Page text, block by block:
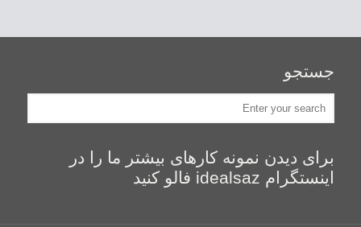
جستجو
برای دیدن نمونه کارهای بیشتر ما را در
اینستگرام idealsaz فالو کنید